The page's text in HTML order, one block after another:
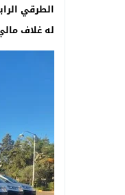
له غلاف مالي